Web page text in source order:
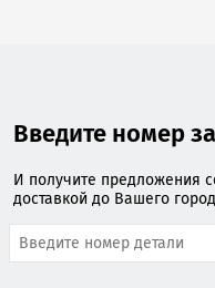
Введите номер
И получите предложения
доставкой до Вашего